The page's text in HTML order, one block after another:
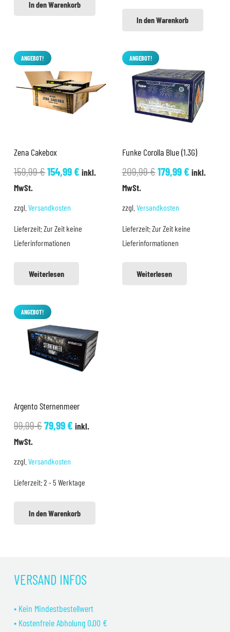
In den Warenkorb
In den Warenkorb
ANGEBOT!
Zena Cakebox
159,99€Ursprünglicher
154,99€Aktueller
inkl.
MwSt.
zzgl. Versandkosten
Lieferzeit:Zur Zeit keine
Lieferinformationen
Weiterlesen
ANGEBOT!
Funke Corolla Blue (1.3G)
209,99€Ursprünglicher
179,99€Aktueller
inkl.
MwSt.
zzgl. Versandkosten
Lieferzeit:Zur Zeit keine
Lieferinformationen
Weiterlesen
ANGEBOT!
Argento Sternenmeer
99,99€Ursprünglicher
79,99€Aktueller
inkl.
MwSt.
zzgl. Versandkosten
Lieferzeit:2 - 5 Werktage
In den Warenkorb
VERSAND INFOS
• Kein Mindestbestellwert
• Kostenfreie Abholung 0,00 €